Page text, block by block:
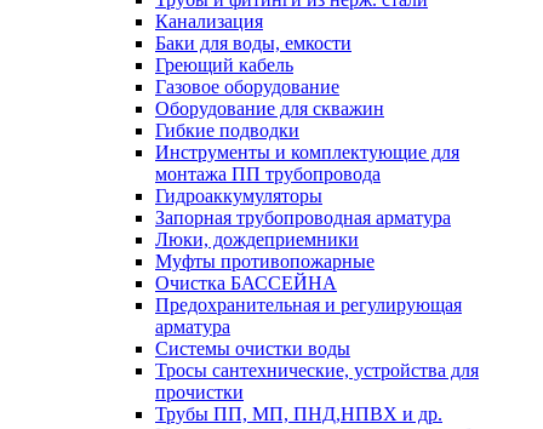
Канализация
Баки для воды, емкости
Греющий кабель
Газовое оборудование
Оборудование для скважин
Гибкие подводки
Инструменты и комплектующие для
монтажа ПП трубопровода
Гидроаккумуляторы
Запорная трубопроводная арматура
Люки, дождеприемники
Муфты противопожарные
Очистка БАССЕЙНА
Предохранительная и регулирующая
арматура
Системы очистки воды
Тросы сантехнические, устройства для
прочистки
Трубы ПП, МП, ПНД,НПВХ и др.